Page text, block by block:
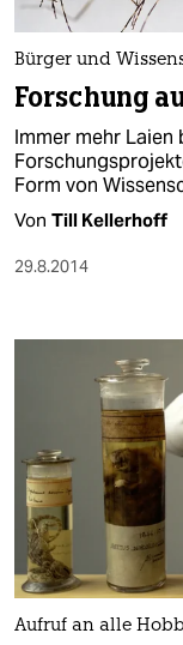
nord
wahrheit
verlag
verlag
veranstaltungen
unterstützen
abo
genossenschaft
epaper login
Bürger und
Forschung
Immer mehr Laien
Form von
Von Till Kellerhoff
29.8.2014
Aufruf an alle